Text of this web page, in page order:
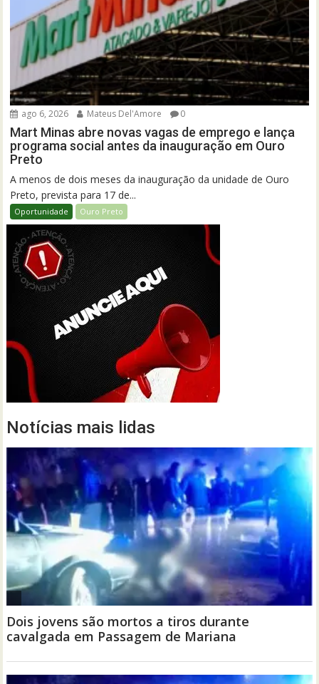
ago 6, 2026 Mateus Del'Amore 0
Mart Minas abre novas vagas de emprego e lança
programa social antes da inauguração em Ouro
Preto
A menos de dois meses da inauguração da unidade de Ouro
Preto, prevista para 17 de...
Oportunidade Ouro Preto
Notícias mais lidas